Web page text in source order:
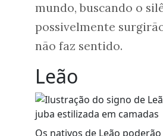
mundo, buscando o
possivelmente
não faz sentido.
Leão
Os nativos de Leão